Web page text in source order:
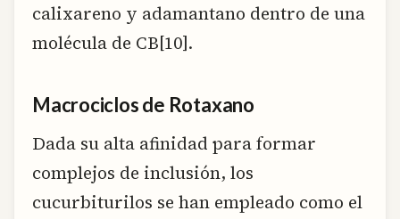
calixareno y adamantano dentro de una
molécula de CB[10].
Macrociclos de Rotaxano
Dada su alta afinidad para formar
complejos de inclusión, los
cucurbiturilos se han empleado como el